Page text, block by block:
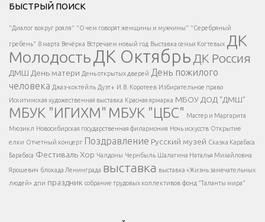
Есть вопрос?
Напишите нам
</span >
Написать
</button >
</div >
</div > </div >
БЫСТРЫЙ ПОИСК
"Диалог вокруг рояля" "О чем говорят женщины и мужчины" "Серебряный
гребень" 8 марта Вечёрка Встречаем новый год Выставка семьи Когтевых ДК
МолодостьДК Октябрь ДК Россия
ДМШ День матери День открытых дверей День пожилого
человека Джаз-коктейль Дуэт+ И.В. Коротеев Избирательное право
Искитимская художественная выставка Красная ярмарка МБОУ ДОД "ДМШ"
МБУК "ИГИХМ" МБУК "ЦБС" Мастер и Маргарита
Мюзикл Новосибирская государственная филармония Ночь искусств Открытие
елки Отчетный концерт Поздравление Русский музей Сказка Карабаса
Барабаса Фестиваль Хор Чалдоны Чернбыль Шалагина Наталья Михайловна
Ярошевич блокада Ленинграда выставка выставка «Жизнь замечательных
людей» дпи праздник собрание трудовых коллективов фонд "Таланты мира"